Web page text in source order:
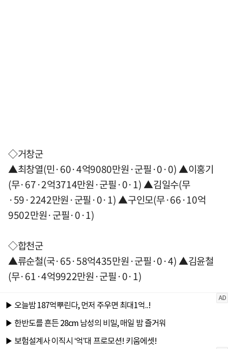
◇거창군
▲최창열(민·60·4억9080만원·군필·0·0) ▲이홍기
(무·67·2억3714만원·군필·0·1) ▲김일수(무
·59·2242만원·군필·0·1) ▲구인모(무·66·10억
9502만원·군필·0·1)
◇합천군
▲류순철(국·65·58억435만원·군필·0·4) ▲김윤철
(무·61·4억9922만원·군필·0·1)